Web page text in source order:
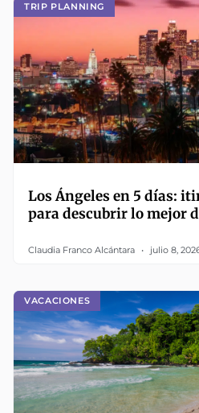
TRIP PLANNING
Los Ángeles en 5 días:
para descubrir lo mejor
Claudia Franco Alcántara julio 8,
VACACIONES